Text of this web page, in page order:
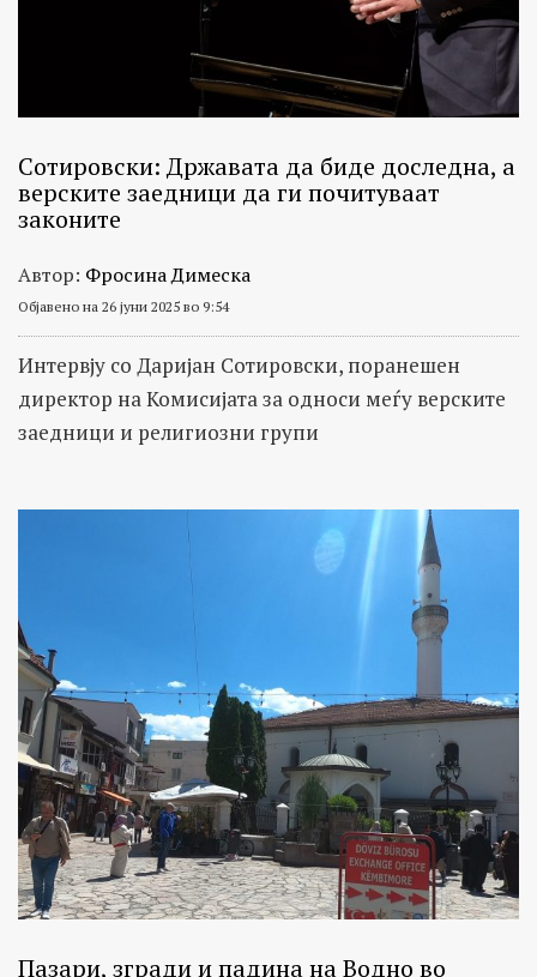
Сотировски: Државата да биде доследна, а
верските заедници да ги почитуваат
законите
Автор: Фросина Димеска
Објавено на 26 јуни 2025 во 9:54
Интервју со Даријан Сотировски, поранешен
директор на Комисијата за односи меѓу верските
заедници и религиозни групи
Пазари, згради и падина на Водно во